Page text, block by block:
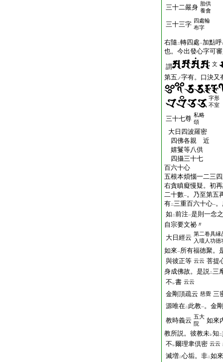
三十二嚴身 胎供
養會
三十三字 四處輪
布字
右隨 二轉四處一加點呼
也。今出發心字可
謂 文
第五 ノ字有。口決又
字形
不室
三十七尊 私略
頌
大日四波羅密
四佛各親 近
嬉鬘等八供
四攝三十七
百六十心
五根本煩惱一二三
右貪瞋癡慢疑。初
二十數一。乃至第五
有二三重百六十心一
如 二前注一是則一念
自宗要文祕〃
大日經云 第二卷具縁
入壇人功徳
如來一所有福徳聚。
與彼正等 云云 菩提
身成佛故。是説二三
不 レ書 云云
金剛頂疏云 慈覺 三
源唯在二 此教一。金
教時義云 五大
院
如來
教所説。彼教未レ知 二
不 レ爾理聿倶密 云云
滅増二心垢。非二如